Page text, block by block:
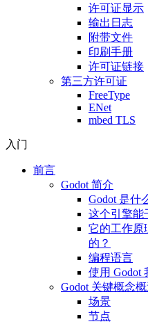
许可证显示
输出日志
附带文件
印刷手册
许可证链接
第三方许可证
FreeType
ENet
mbed TLS
入门
前言
Godot 简介
Godot 是什
这个引擎能
它的工作原
的？
编程语言
使用 Godot
Godot 关键概念
场景
节点